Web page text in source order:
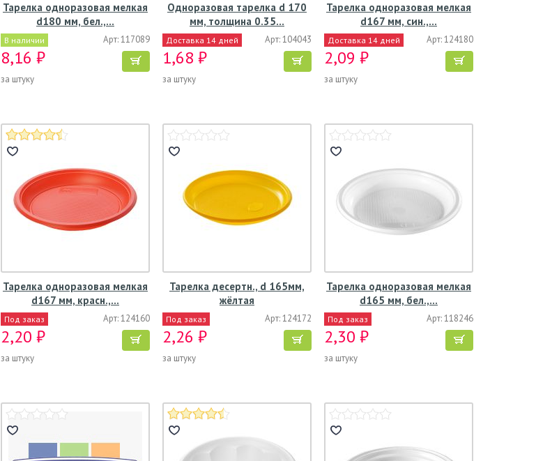
Тарелка одноразовая мелкая
d180 мм, бел.,…
В наличии Арт: 117089
8,16 ₽
за штуку
Одноразовая тарелка d 170
мм, толщина 0.35…
Доставка 14 дней Арт: 104043
1,68 ₽
за штуку
Тарелка одноразовая мелкая
d167 мм, син.,…
Доставка 14 дней Арт: 124180
2,09 ₽
за штуку
Тарелка одноразовая мелкая
d167 мм, красн.,…
Под заказ Арт: 124160
2,20 ₽
за штуку
Тарелка десертн., d 165мм,
жёлтая
Под заказ Арт: 124172
2,26 ₽
за штуку
Тарелка одноразовая мелкая
d165 мм, бел.,…
Под заказ Арт: 118246
2,30 ₽
за штуку